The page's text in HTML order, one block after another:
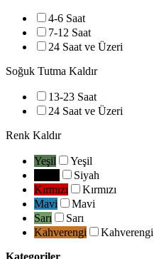
4-6 Saat
7-12 Saat
24 Saat ve Üzeri
Soğuk Tutma Kaldır
13-23 Saat
24 Saat ve Üzeri
Renk Kaldır
Yeşil
Yeşil
Siyah
Kırmızı
Kırmızı
Mavi
Mavi
Sarı
Sarı
Kahverengi
Kahverengi